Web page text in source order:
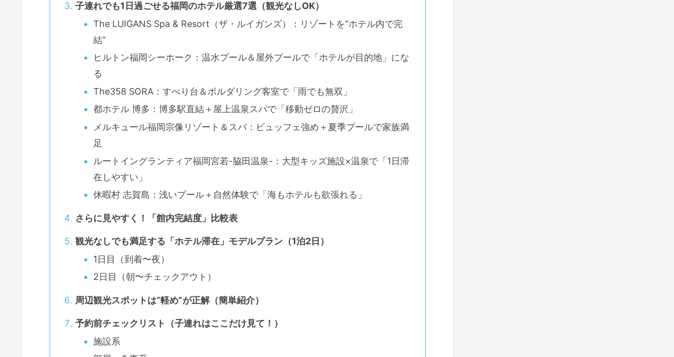
子連れでも1日過ごせる福岡のホテル厳選7選（観光なしOK）
The LUIGANS Spa & Resort（ザ・ルイガンズ）：リゾートを“ホテル内で完
結”
ヒルトン福岡シーホーク：温水プール＆屋外プールで「ホテルが目的地」にな
る
The358 SORA：すべり台＆ボルダリング客室で「雨でも無双」
都ホテル 博多：博多駅直結＋屋上温泉スパで「移動ゼロの贅沢」
メルキュール福岡宗像リゾート＆スパ：ビュッフェ強め＋夏季プールで家族満
足
ルートイングランティア福岡宮若-脇田温泉-：大型キッズ施設×温泉で「1日滞
在しやすい」
休暇村 志賀島：浅いプール＋自然体験で「海もホテルも欲張れる」
さらに見やすく！「館内完結度」比較表
観光なしでも満足する「ホテル滞在」モデルプラン（1泊2日）
1日目（到着〜夜）
2日目（朝〜チェックアウト）
周辺観光スポットは“軽め”が正解（簡単紹介）
予約前チェックリスト（子連れはここだけ見て！）
施設系